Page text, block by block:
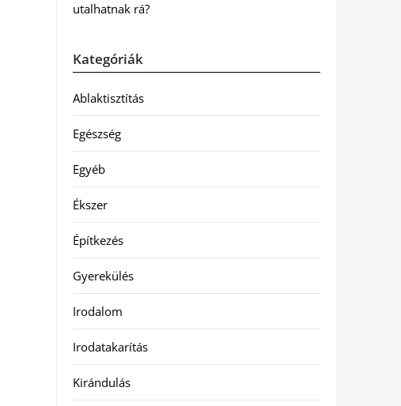
utalhatnak rá?
Kategóriák
Ablaktisztítás
Egészség
Egyéb
Ékszer
Építkezés
Gyerekülés
Irodalom
Irodatakarítás
Kirándulás